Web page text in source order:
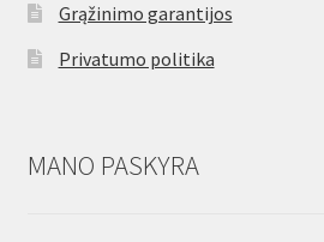
Grąžinimo garantijos
Privatumo politika
MANO PASKYRA